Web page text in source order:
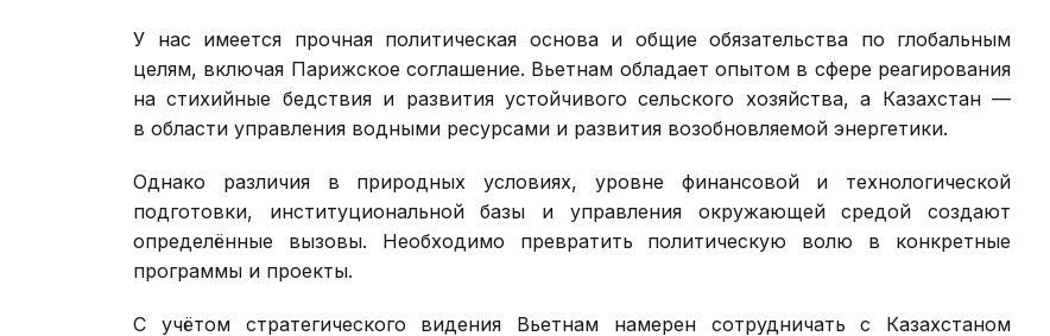
У нас имеется прочная политическая основа и общие обязательства по глобальным
целям, включая Парижское соглашение. Вьетнам обладает опытом в сфере реагирования
на стихийные бедствия и развития устойчивого сельского хозяйства, а Казахстан —
в области управления водными ресурсами и развития возобновляемой энергетики.
Однако различия в природных условиях, уровне финансовой и технологической
подготовки, институциональной базы и управления окружающей средой создают
определённые вызовы. Необходимо превратить политическую волю в конкретные
программы и проекты.
С учётом стратегического видения Вьетнам намерен сотрудничать с Казахстаном